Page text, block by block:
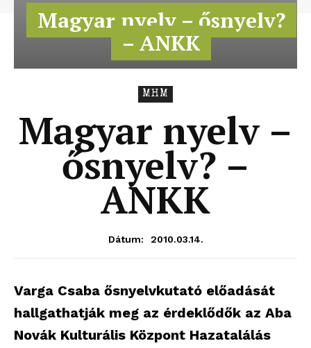
Magyar nyelv – ősnyelv?
– ANKK
MHM
Magyar nyelv –
ősnyelv? –
ANKK
Dátum: 2010.03.14.
Varga Csaba ősnyelvkutató előadását
hallgathatják meg az érdeklődők az Aba
Novák Kulturális Központ Hazatalálás